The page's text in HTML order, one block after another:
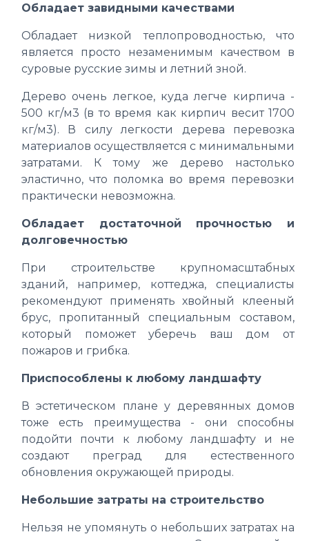
Обладает завидными качествами
Обладает низкой теплопроводностью, что
является просто незаменимым качеством в
суровые русские зимы и летний зной.
Дерево очень легкое, куда легче кирпича -
500 кг/м3 (в то время как кирпич весит 1700
кг/м3). В силу легкости дерева перевозка
материалов осуществляется с минимальными
затратами. К тому же дерево настолько
эластично, что поломка во время перевозки
практически невозможна.
Обладает достаточной прочностью и
долговечностью
При строительстве крупномасштабных
зданий, например, коттеджа, специалисты
рекомендуют применять хвойный клееный
брус, пропитанный специальным составом,
который поможет уберечь ваш дом от
пожаров и грибка.
Приспособлены к любому ландшафту
В эстетическом плане у деревянных домов
тоже есть преимущества - они способны
подойти почти к любому ландшафту и не
создают преград для естественного
обновления окружающей природы.
Небольшие затраты на строительство
Нельзя не упомянуть о небольших затратах на